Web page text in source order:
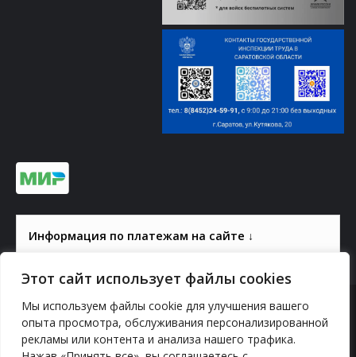
Этот сайт использует файлы cookies
Мы используем файлы cookie для улучшения вашего
опыта просмотра, обслуживания персонализированной
рекламы или контента и анализа нашего трафика.
Информация по платежам на сайте ↓
© 2000-2026, ГАУК СОМ КВЦ
Политика конфиденциальности